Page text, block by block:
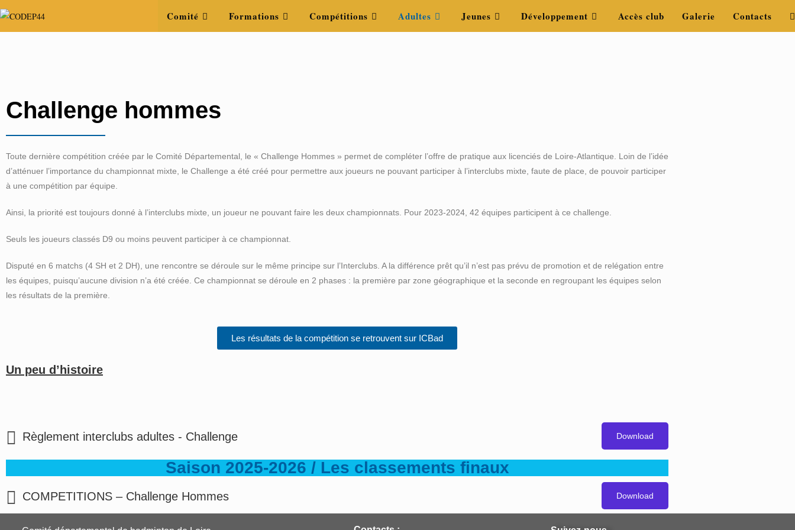
Comité Formations Compétitions Adultes Jeunes Développement Accès club Galerie Contacts
Challenge hommes
Toute dernière compétition créée par le Comité Départemental, le « Challenge Hommes » permet de compléter l’offre de pratique aux licenciés de Loire-Atlantique. Loin de l’idée
d’atténuer l’importance du championnat mixte, le Challenge a été créé pour permettre aux joueurs ne pouvant participer à l’interclubs mixte, faute de place, de pouvoir participer
à une compétition par équipe.
Ainsi, la priorité est toujours donné à l’interclubs mixte, un joueur ne pouvant faire les deux championnats. Pour 2023-2024, 42 équipes participent à ce challenge.
Seuls les joueurs classés D9 ou moins peuvent participer à ce championnat.
Disputé en 6 matchs (4 SH et 2 DH), une rencontre se déroule sur le même principe sur l’Interclubs. A la différence prêt qu’il n’est pas prévu de promotion et de relégation entre
les équipes, puisqu’aucune division n’a été créée. Ce championnat se déroule en 2 phases : la première par zone géographique et la seconde en regroupant les équipes selon
les résultats de la première.
Les résultats de la compétition se retrouvent sur ICBad
Un peu d’histoire
Règlement interclubs adultes - Challenge Download
Saison 2025-2026 / Les classements finaux
COMPETITIONS – Challenge Hommes Download